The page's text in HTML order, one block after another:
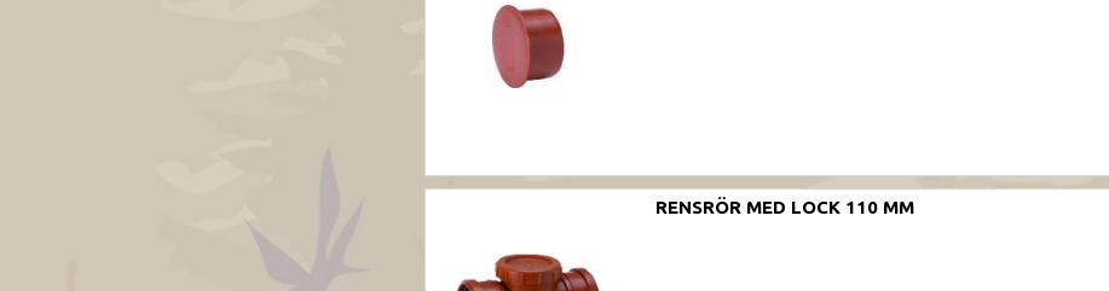
RENSRÖR MED LOCK 110 MM